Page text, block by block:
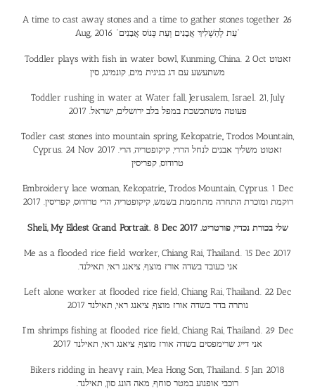
A time to cast away stones and a time to gather stones together 26
Aug, 2016 “עֵת לְהַשְׁלִיךְ אֲבָנִים וְעֵת כְּנוֹס אֲבָנִים”
Toddler plays with fish in water bowl, Kunming, China. 2 Oct זאטוט
משתעשע עם דג בגיגית מים, קונמינג, סין
Toddler rushing in water at Water fall, Jerusalem, Israel. 21, July
2017 .פעוטה משתכשכת במפל בלב ירושלים, ישראל
Todler cast stones into mountain spring, Kekopatrie,, Trodos Mountain,
Cyprus. 24 Nov 2017 .זאטוט משליך אבנים לנחל הררי, קיקופטריה, הרי
טרודוס, קפריסין
Embroidery lace woman, Kekopatrie,, Trodos Mountain, Cyprus. 1 Dec
2017 .רוקמת ומוכרת התחרה מתחממת בשמש, קיקופטריה, הרי טרודוס, קפריסין
Sheli, My Eldest Grand Portrait. 8 Dec 2017 .שלי בכורת נכדיי, פורטריט
Me as a flooded rice field worker, Chiang Rai, Thailand. 15 Dec 2017
.אני כעובד בשדה אורז מוצף, ציאנג ראי, תאילנד
Left alone worker at flooded rice field, Chiang Rai, Thailand. 22 Dec
2017 נותרה בדד בשדה אורז מוצף, ציאנג ראי, תאילנד
I’m shrimps fishing at flooded rice field, Chiang Rai, Thailand. 29 Dec
2017 אני דייג שרימפסים בשדה אורז מוצף, ציאנג ראי, תאילנד
Bikers ridding in heavy rain, Mea Hong Son, Thailand. 5 Jan 2018
.רוכבי אופנוע במטר סוחף, מאה הונג סון, תאילנד